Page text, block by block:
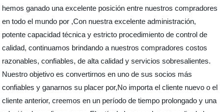
hemos ganado una excelente posición entre nuestros compradores
en todo el mundo por ,Con nuestra excelente administración,
potente capacidad técnica y estricto procedimiento de control de
calidad, continuamos brindando a nuestros compradores costos
razonables, confiables, de alta calidad y servicios sobresalientes.
Nuestro objetivo es convertirnos en uno de sus socios más
confiables y ganarnos su placer por,No importa el cliente nuevo o el
cliente anterior, creemos en un período de tiempo prolongado y una